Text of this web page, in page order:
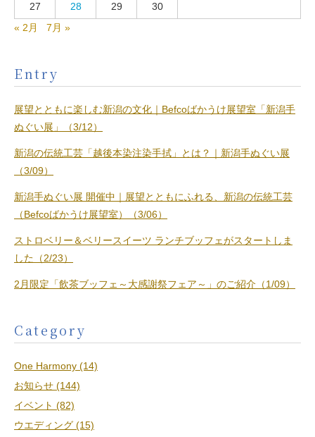
27 28 29
30
« 2月
7月 »
Entry
展望とともに楽しむ新潟の文化｜Befcoばかうけ展望室「新潟手
ぬぐい展」（3/12）
新潟の伝統工芸「越後本染注染手拭」とは？｜新潟手ぬぐい展
（3/09）
新潟手ぬぐい展 開催中｜展望とともにふれる、新潟の伝統工芸
（Befcoばかうけ展望室）（3/06）
ストロベリー＆ベリースイーツ ランチブッフェがスタートしま
した（2/23）
2月限定「飲茶ブッフェ～大感謝祭フェア～」のご紹介（1/09）
Category
One Harmony (14)
お知らせ (144)
イベント (82)
ウエディング (15)